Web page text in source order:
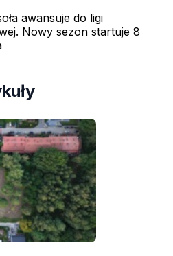
awansuje do ligi
Nowy sezon startuje 8